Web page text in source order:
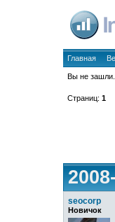
Главная
Вы не зашли.
Страниц: 1
seocorp
Новичок